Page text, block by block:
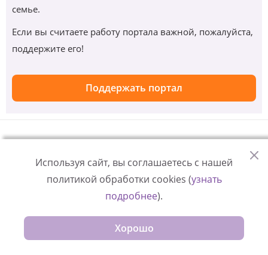
семье.
Если вы считаете работу портала важной, пожалуйста,
поддержите его!
Поддержать портал
Еще никто не оставил комментарий, вы можете стать
Добавить комментарий
Используя сайт, вы соглашаетесь с нашей
политикой обработки cookies (узнать
подробнее).
Хорошо